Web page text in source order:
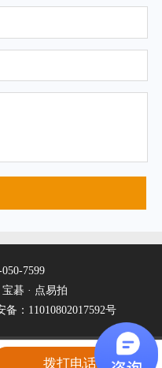
7599
碁 · 点易拍
备：11010802017592号
拨打电话